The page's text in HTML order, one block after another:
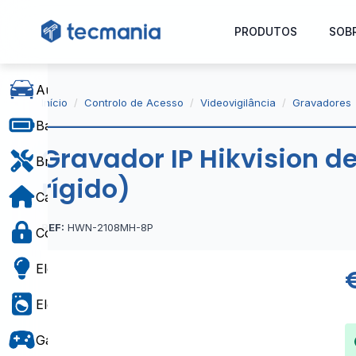
PRODUTOS
Baterias e Alimentação
Bricolage
Casa e Decoração
Controlo de Acesso
Início Controlo de Acesso Videovigilância Gravadores
Gravador IP Hikvision
rígido)
REF: HWN-2108MH-8P